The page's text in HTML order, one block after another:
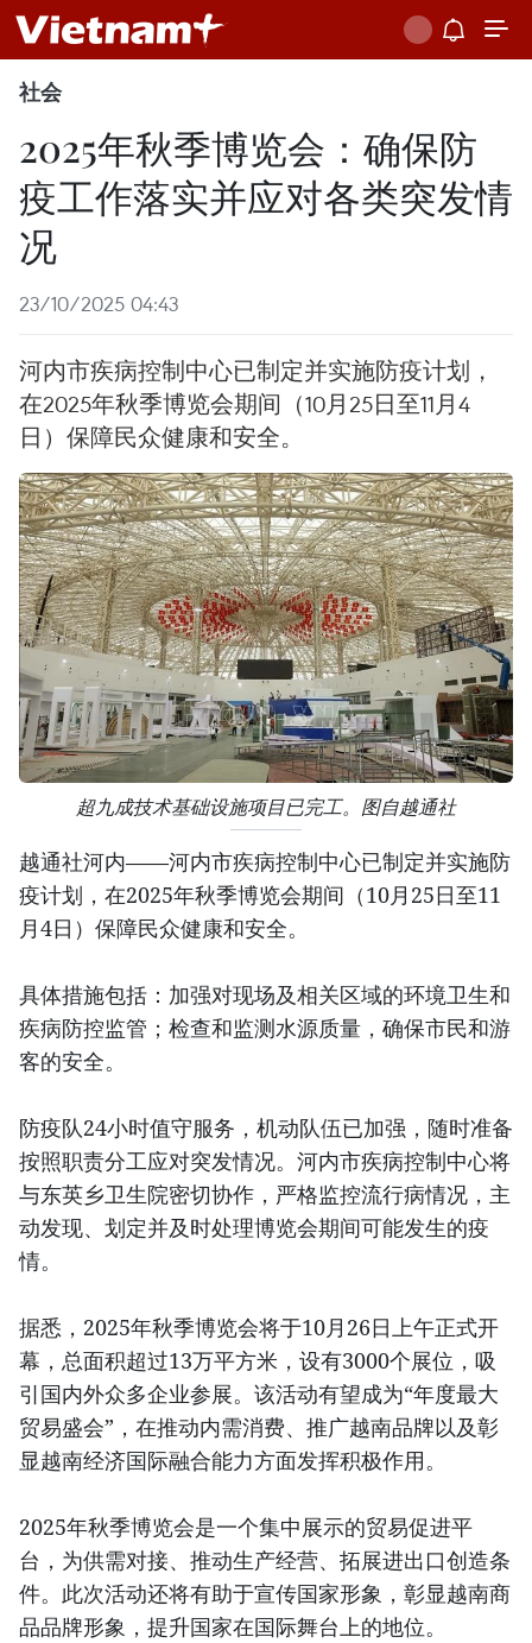
社会
2025年秋季博览会：确保防
疫工作落实并应对各类突发情
况
23/10/2025 04:43
河内市疾病控制中心已制定并实施防疫计划，
在2025年秋季博览会期间（10月25日至11月4
日）保障民众健康和安全。
超九成技术基础设施项目已完工。图自越通社
越通社河内——河内市疾病控制中心已制定并实施防
疫计划，在2025年秋季博览会期间（10月25日至11
月4日）保障民众健康和安全。
具体措施包括：加强对现场及相关区域的环境卫生和
疾病防控监管；检查和监测水源质量，确保市民和游
客的安全。
防疫队24小时值守服务，机动队伍已加强，随时准备
按照职责分工应对突发情况。河内市疾病控制中心将
与东英乡卫生院密切协作，严格监控流行病情况，主
动发现、划定并及时处理博览会期间可能发生的疫
情。
据悉，2025年秋季博览会将于10月26日上午正式开
幕，总面积超过13万平方米，设有3000个展位，吸
引国内外众多企业参展。该活动有望成为“年度最大
贸易盛会”，在推动内需消费、推广越南品牌以及彰
显越南经济国际融合能力方面发挥积极作用。
2025年秋季博览会是一个集中展示的贸易促进平
台，为供需对接、推动生产经营、拓展进出口创造条
件。此次活动还将有助于宣传国家形象，彰显越南商
品品牌形象，提升国家在国际舞台上的地位。